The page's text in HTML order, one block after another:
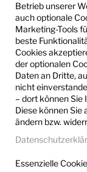
+49 30 -
Betrieb unserer
auch optionale
Marketing-Tools
beste
Cookies
der optionalen
Daten an Dritte,
nicht
– dort können Sie
Diese können
ändern bzw.
Essenzielle